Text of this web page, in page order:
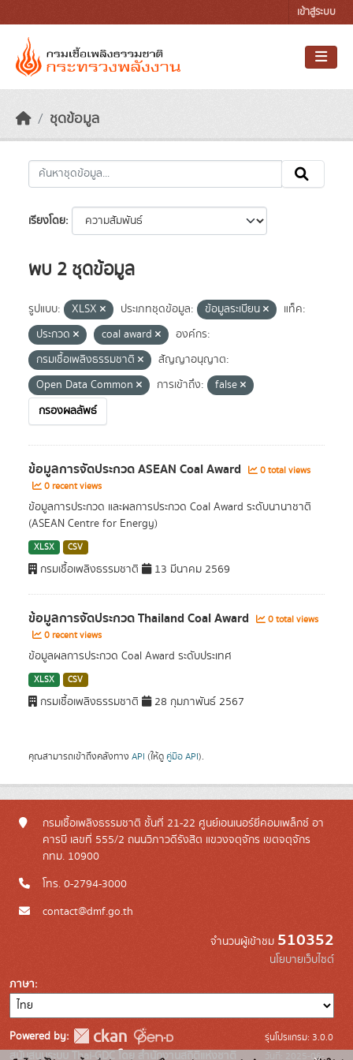
เข้าสู่ระบบ
ชุดข้อมูล
เรียงโดย
พบ 2 ชุดข้อมูล
รูปแบบ: XLSX ประเภทชุดข้อมูล: ข้อมูลระเบียน
แท็ค:
ประกวด
coal award
องค์กร:
กรมเชื้อเพลิงธรรมชาติ
สัญญาอนุญาต:
Open Data Common
การเข้าถึง:
false
กรองผลลัพธ์
ข้อมูลการจัดประกวด ASEAN Coal Award
0 total views
0 recent views
ข้อมูลการประกวด และผลการประกวด Coal Award ระดับนานาชาติ
(ASEAN Centre for Energy)
XLSX CSV
กรมเชื้อเพลิงธรรมชาติ 13 มีนาคม 2569
ข้อมูลการจัดประกวด Thailand Coal Award
0 total views
0 recent views
ข้อมูลผลการประกวด Coal Award ระดับประเทศ
XLSX CSV
กรมเชื้อเพลิงธรรมชาติ 28 กุมภาพันธ์ 2567
คุณสามารถเข้าถึงคลังทาง API (ให้ดู คู่มือ API).
กรมเชื้อเพลิงธรรมชาติ ชั้นที่ 21-22 ศูนย์เอนเนอร์ยี่คอมเพล็กซ์ อา
คารบี เลขที่ 555/2 ถนนวิภาวดีรังสิต แขวงจตุจักร เขตจตุจักร
กทม. 10900
โทร. 0-2794-3000
contact@dmf.go.th
จำนวนผู้เข้าชม 510352
นโยบายเว็บไซต์
ภาษา
Powered by:
สนับสนุนระบบ Thai-GDC โดย สำนักงานสถิติแห่งชาติ
รุ่นโปรแกรม: 3.0.0
วันที่: 2025-06-